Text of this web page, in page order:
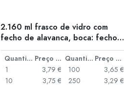
2.160 ml frasco de vidro com
fecho de alavanca, boca: fecho
de alavanca
Quantidade Preço por peça Quantidade
Preço por peça
1
3,79 €
10
3,75 €
100
3,65 €
250
3,29 €